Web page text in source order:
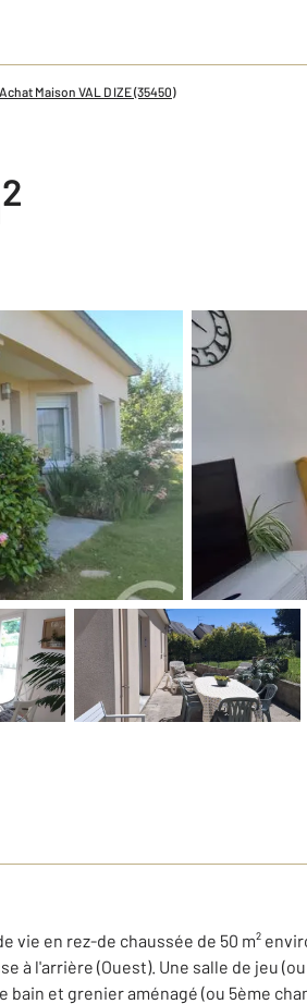
Achat Maison VAL D IZE (35450)
2
vie en rez-de chaussée de 50 m²
à l'arrière (Ouest). Une salle de jeu
et grenier aménagé (ou 5ème